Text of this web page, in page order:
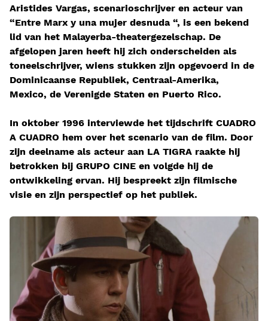
Aristides Vargas, scenarioschrijver en acteur van
“Entre Marx y una mujer desnuda “, is een bekend
lid van het Malayerba-theatergezelschap. De
afgelopen jaren heeft hij zich onderscheiden als
toneelschrijver, wiens stukken zijn opgevoerd in de
Dominicaanse Republiek, Centraal-Amerika,
Mexico, de Verenigde Staten en Puerto Rico.
In oktober 1996 interviewde het tijdschrift CUADRO
A CUADRO hem over het scenario van de film. Door
zijn deelname als acteur aan LA TIGRA raakte hij
betrokken bij GRUPO CINE en volgde hij de
ontwikkeling ervan. Hij bespreekt zijn filmische
visie en zijn perspectief op het publiek.